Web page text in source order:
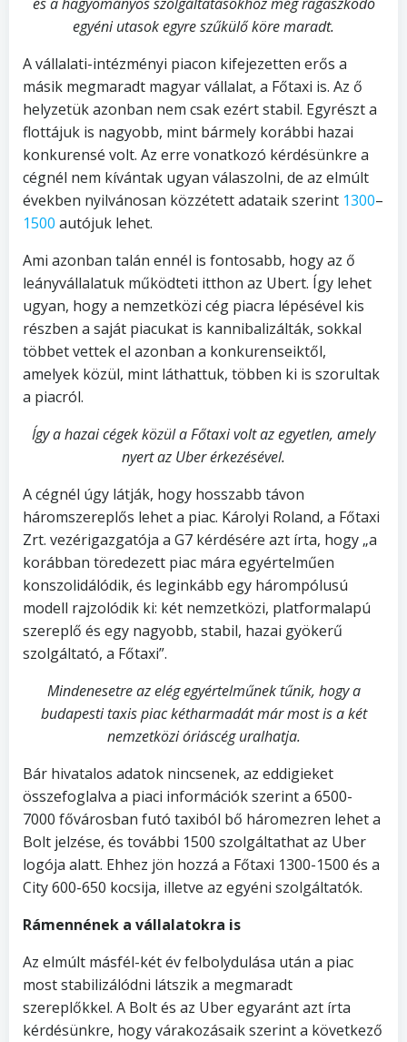
és a hagyományos szolgáltatásokhoz még ragaszkodó
egyéni utasok egyre szűkülő köre maradt.
A vállalati-intézményi piacon kifejezetten erős a
másik megmaradt magyar vállalat, a Főtaxi is. Az ő
helyzetük azonban nem csak ezért stabil. Egyrészt a
flottájuk is nagyobb, mint bármely korábbi hazai
konkurensé volt. Az erre vonatkozó kérdésünkre a
cégnél nem kívántak ugyan válaszolni, de az elmúlt
években nyilvánosan közzétett adataik szerint 1300–
1500 autójuk lehet.
Ami azonban talán ennél is fontosabb, hogy az ő
leányvállalatuk működteti itthon az Ubert. Így lehet
ugyan, hogy a nemzetközi cég piacra lépésével kis
részben a saját piacukat is kannibalizálták, sokkal
többet vettek el azonban a konkurenseiktől,
amelyek közül, mint láthattuk, többen ki is szorultak
a piacról.
Így a hazai cégek közül a Főtaxi volt az egyetlen, amely
nyert az Uber érkezésével.
A cégnél úgy látják, hogy hosszabb távon
háromszereplős lehet a piac. Károlyi Roland, a Főtaxi
Zrt. vezérigazgatója a G7 kérdésére azt írta, hogy „a
korábban töredezett piac mára egyértelműen
konszolidálódik, és leginkább egy hárompólusú
modell rajzolódik ki: két nemzetközi, platformalapú
szereplő és egy nagyobb, stabil, hazai gyökerű
szolgáltató, a Főtaxi”.
Mindenesetre az elég egyértelműnek tűnik, hogy a
budapesti taxis piac kétharmadát már most is a két
nemzetközi óriáscég uralhatja.
Bár hivatalos adatok nincsenek, az eddigieket
összefoglalva a piaci információk szerint a 6500-
7000 fővárosban futó taxiból bő háromezren lehet a
Bolt jelzése, és további 1500 szolgáltathat az Uber
logója alatt. Ehhez jön hozzá a Főtaxi 1300-1500 és a
City 600-650 kocsija, illetve az egyéni szolgáltatók.
Rámennének a vállalatokra is
Az elmúlt másfél-két év felbolydulása után a piac
most stabilizálódni látszik a megmaradt
szereplőkkel. A Bolt és az Uber egyaránt azt írta
kérdésünkre, hogy várakozásaik szerint a következő